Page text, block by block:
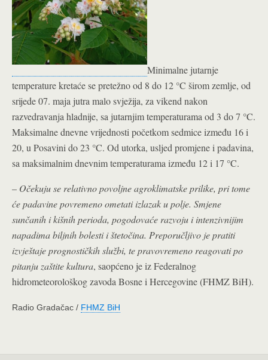
Minimalne jutarnje
temperature kretaće se pretežno od 8 do 12 °C širom zemlje, od
srijede 07. maja jutra malo svježija, za vikend nakon
razvedravanja hladnije, sa jutarnjim temperaturama od 3 do 7 °C.
Maksimalne dnevne vrijednosti početkom sedmice između 16 i
20, u Posavini do 23 °C. Od utorka, usljed promjene i padavina,
sa maksimalnim dnevnim temperaturama između 12 i 17 °C.
– Očekuju se relativno povoljne agroklimatske prilike, pri tome
će padavine povremeno ometati izlazak u polje. Smjene
sunčanih i kišnih perioda, pogodovaće razvoju i intenzivnijim
napadima biljnih bolesti i štetočina. Preporučljivo je pratiti
izvještaje prognostičkih službi, te pravovremeno reagovati po
pitanju zaštite kultura, saopćeno je iz Federalnog
hidrometeorološkog zavoda Bosne i Hercegovine (FHMZ BiH).
Radio Gradačac / FHMZ BiH